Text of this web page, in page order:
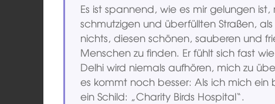
Es ist spannend, wie es mir gelungen
schmutzigen und überfüllten Straßen,
nichts, diesen schönen, sauberen und
Menschen zu finden. Er fühlt sich fast
Delhi wird niemals aufhören, mich zu
es kommt noch besser: Als ich mich
ein Schild: „Charity Birds Hospital“.